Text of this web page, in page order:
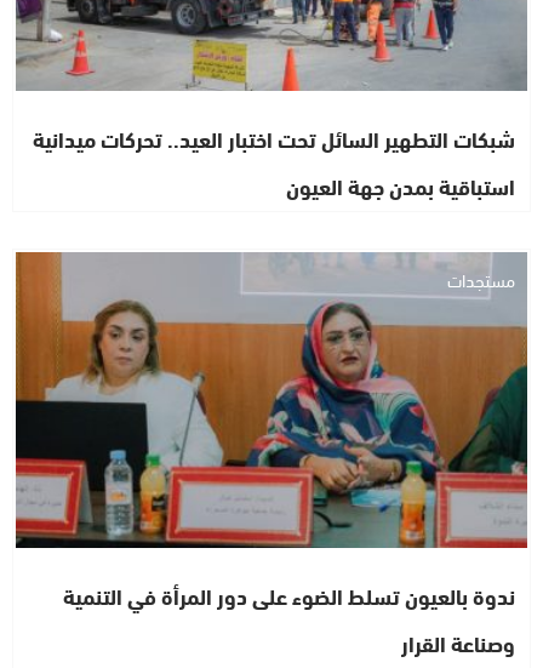
شبكات التطهير السائل تحت اختبار العيد.. تحركات ميدانية
استباقية بمدن جهة العيون
مستجدات
ندوة بالعيون تسلط الضوء على دور المرأة في التنمية
وصناعة القرار